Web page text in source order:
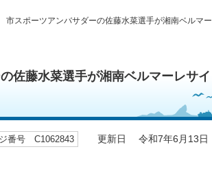
スポーツアンバサダーの佐藤水菜選手が湘南ベルマー
佐藤水菜選手が湘南ベルマーレサイ
番号 C1062843 更新日 令和7年6月13日